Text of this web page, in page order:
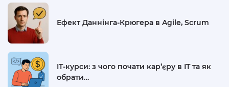
Ефект Даннінга-Крюгера в Agile, Scrum
IT-курси: з чого почати кар’єру в IT та як
обрати…